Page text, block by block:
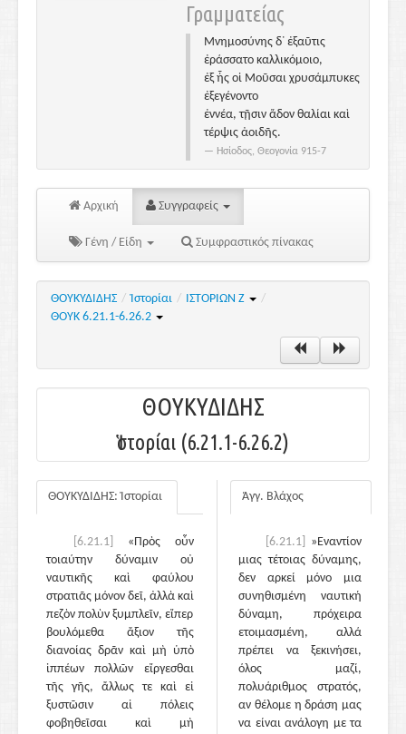
Γραμματείας
Μνημοσύνης δ᾽ ἐξαῦτις
ἐράσσατο καλλικόμοιο,
ἐξ ἧς οἱ Μοῦσαι χρυσάμπυκες
ἐξεγένοντο
ἐννέα, τῇσιν ἅδον θαλίαι καὶ
τέρψις ἀοιδῆς.
Ησίοδος, Θεογονία 915-7
Αρχική Συγγραφείς
Γένη / Είδη Συμφραστικός πίνακας
ΘΟΥΚΥΔΙΔΗΣ / Ἱστορίαι / ΙΣΤΟΡΙΩΝ Ζ
/
ΘΟΥΚ 6.21.1-6.26.2
ΘΟΥΚΥΔΙΔΗΣ
Ἱστορίαι (6.21.1-6.26.2)
ΘΟΥΚΥΔΙΔΗΣ: Ἱστορίαι
[6.21.1]
«Πρὸς οὖν
τοιαύτην δύναμιν οὐ
ναυτικῆς καὶ φαύλου
στρατιᾶς μόνον δεῖ, ἀλλὰ καὶ
πεζὸν πολὺν ξυμπλεῖν, εἴπερ
βουλόμεθα ἄξιον τῆς
διανοίας δρᾶν καὶ μὴ ὑπὸ
ἱππέων πολλῶν εἴργεσθαι
τῆς γῆς, ἄλλως τε καὶ εἰ
ξυστῶσιν αἱ πόλεις
φοβηθεῖσαι καὶ μὴ
Άγγ. Βλάχος
[6.21.1] »Εναντίον
μιας τέτοιας δύναμης,
δεν αρκεί μόνο μια
συνηθισμένη ναυτική
δύναμη, πρόχειρα
ετοιμασμένη, αλλά
πρέπει να ξεκινήσει,
όλος μαζί,
πολυάριθμος στρατός,
αν θέλομε η δράση μας
να είναι ανάλογη με τα